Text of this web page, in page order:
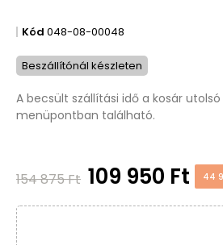
Kód 048-08-00048
Beszállítónál készleten
A becsült szállítási idő a kosár utolsó
menüpontban található.
154 875 Ft 109 950 Ft 44